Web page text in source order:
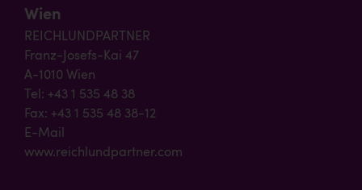
Wien
REICHLUNDPARTNER
Franz-Josefs-Kai 47
A-1010 Wien
Tel: +43 1 535 48 38
Fax: +43 1 535 48 38-12
E-Mail
www.reichlundpartner.com